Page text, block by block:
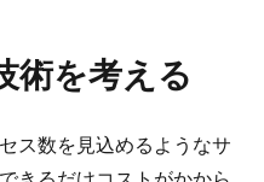
術を考える
ス数を見込めるようなサ